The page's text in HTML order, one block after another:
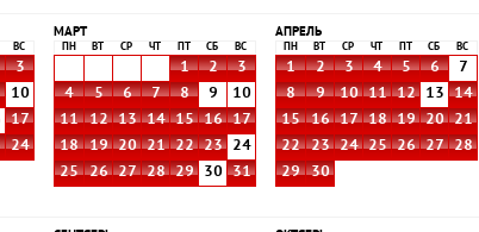
ВС
3
10
17
24
МАРТ
ПН ВТ СР ЧТ СБ ВС
1 2
3
4
5 6 7 8 9
10
11
12 13 14 15 16
17
18
19 20 21 22 23
24
25
26 27 28 29 30 31
АПРЕЛЬ
ПН ВТ СР ЧТ СБ ВС
1 2 3 4 5 6
7
8
9 10 11 12 13
14
15
16 17 18 19 20
21
22
23 24 25 26 27
28
29
30